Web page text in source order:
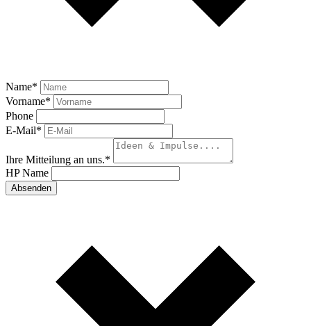
Name*
Vorname*
Phone
E-Mail*
Ihre Mitteilung an uns.*
HP Name
Absenden